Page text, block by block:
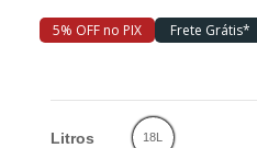
Marcas
PROMOÇÃO
5% OFF no PIX Frete Grátis*
Litros 18L